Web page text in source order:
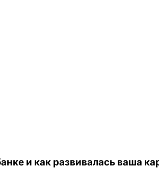
и как развивалась ваша